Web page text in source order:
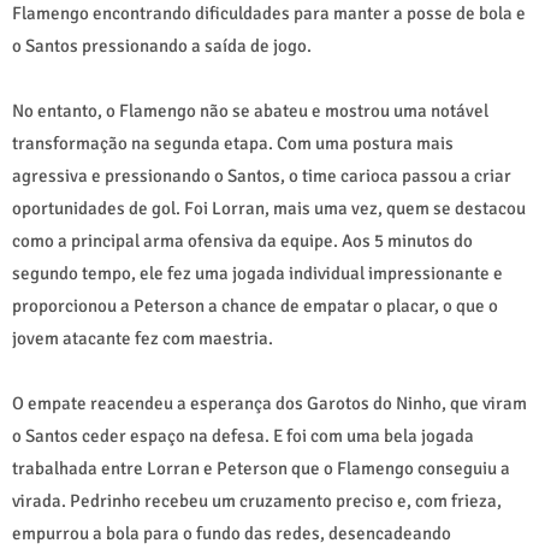
Flamengo encontrando dificuldades para manter a posse de bola e
o Santos pressionando a saída de jogo.
No entanto, o Flamengo não se abateu e mostrou uma notável
transformação na segunda etapa. Com uma postura mais
agressiva e pressionando o Santos, o time carioca passou a criar
oportunidades de gol. Foi Lorran, mais uma vez, quem se destacou
como a principal arma ofensiva da equipe. Aos 5 minutos do
segundo tempo, ele fez uma jogada individual impressionante e
proporcionou a Peterson a chance de empatar o placar, o que o
jovem atacante fez com maestria.
O empate reacendeu a esperança dos Garotos do Ninho, que viram
o Santos ceder espaço na defesa. E foi com uma bela jogada
trabalhada entre Lorran e Peterson que o Flamengo conseguiu a
virada. Pedrinho recebeu um cruzamento preciso e, com frieza,
empurrou a bola para o fundo das redes, desencadeando